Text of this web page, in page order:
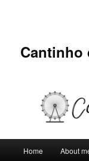
Cantinho
Home About